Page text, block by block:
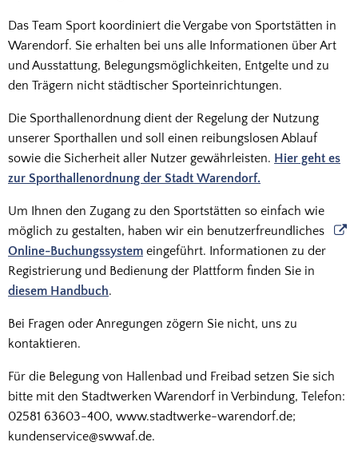
Das Team Sport koordiniert die Vergabe von Sportstätten in
Warendorf. Sie erhalten bei uns alle Informationen über Art
und Ausstattung, Belegungsmöglichkeiten, Entgelte und zu
den Trägern nicht städtischer Sporteinrichtungen.
Die Sporthallenordnung dient der Regelung der Nutzung
unserer Sporthallen und soll einen reibungslosen Ablauf
sowie die Sicherheit aller Nutzer gewährleisten. Hier geht es
zur Sporthallenordnung der Stadt Warendorf.
Um Ihnen den Zugang zu den Sportstätten so einfach wie
möglich zu gestalten, haben wir ein benutzerfreundliches
Online-Buchungssystem eingeführt. Informationen zu der
Registrierung und Bedienung der Plattform finden Sie in
diesem Handbuch.
Bei Fragen oder Anregungen zögern Sie nicht, uns zu
kontaktieren.
Für die Belegung von Hallenbad und Freibad setzen Sie sich
bitte mit den Stadtwerken Warendorf in Verbindung, Telefon:
02581 63603-400, www.stadtwerke-warendorf.de;
kundenservice@swwaf.de.